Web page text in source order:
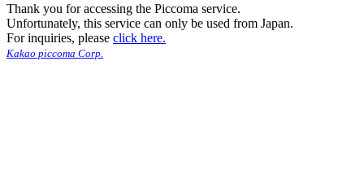
Thank you for accessing the Piccoma service.
Unfortunately, this service can only be used from Japan.
For inquiries, please click here.
Kakao piccoma Corp.